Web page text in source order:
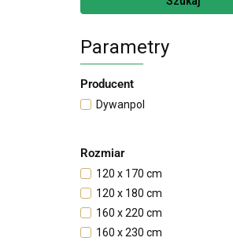
Parametry
Producent
Dywanpol
Rozmiar
120 x 170 cm
120 x 180 cm
160 x 220 cm
160 x 230 cm